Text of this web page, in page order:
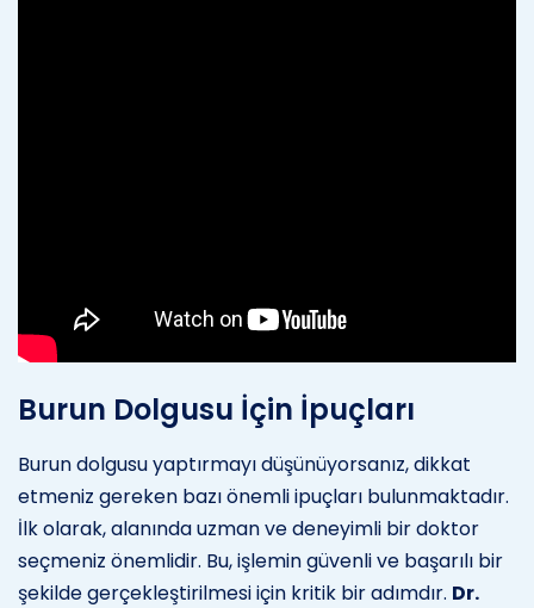
Burun Dolgusu İçin İpuçları
Burun dolgusu yaptırmayı düşünüyorsanız, dikkat
etmeniz gereken bazı önemli ipuçları bulunmaktadır.
İlk olarak, alanında uzman ve deneyimli bir doktor
seçmeniz önemlidir. Bu, işlemin güvenli ve başarılı bir
şekilde gerçekleştirilmesi için kritik bir adımdır. Dr.